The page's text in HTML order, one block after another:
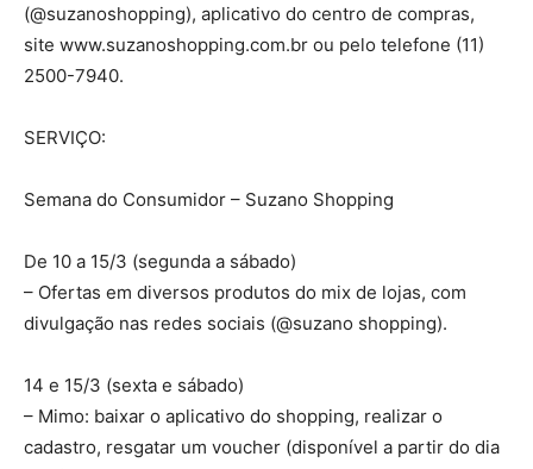
(@suzanoshopping), aplicativo do centro de compras,
site www.suzanoshopping.com.br ou pelo telefone (11)
2500-7940.
SERVIÇO:
Semana do Consumidor – Suzano Shopping
De 10 a 15/3 (segunda a sábado)
– Ofertas em diversos produtos do mix de lojas, com
divulgação nas redes sociais (@suzano shopping).
14 e 15/3 (sexta e sábado)
– Mimo: baixar o aplicativo do shopping, realizar o
cadastro, resgatar um voucher (disponível a partir do dia